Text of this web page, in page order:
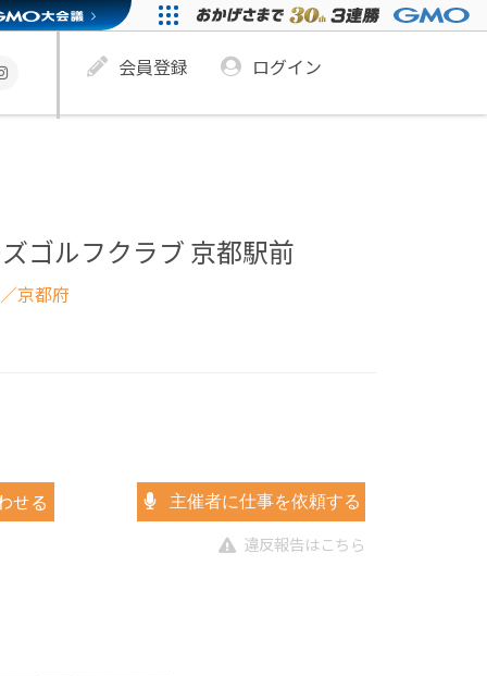
会員登録 ログイン
ゴルフクラブ 京都駅前
京都府
せる 主催者に仕事を依頼する
違反報告はこちら